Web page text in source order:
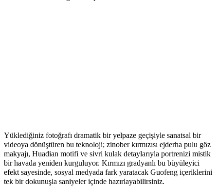
Yüklediğiniz fotoğrafı dramatik bir yelpaze geçişiyle sanatsal bir
videoya dönüştüren bu teknoloji; zinober kırmızısı ejderha pulu göz
makyajı, Huadian motifi ve sivri kulak detaylarıyla portrenizi mistik
bir havada yeniden kurguluyor. Kırmızı gradyanlı bu büyüleyici
efekt sayesinde, sosyal medyada fark yaratacak Guofeng içeriklerini
tek bir dokunuşla saniyeler içinde hazırlayabilirsiniz.